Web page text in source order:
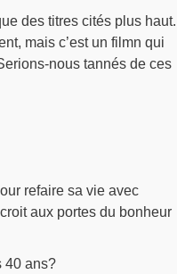
des titres cités plus haut.
mais c’est un filmn qui
nous tannés de ces
refaire sa vie avec
aux portes du bonheur
40 ans?